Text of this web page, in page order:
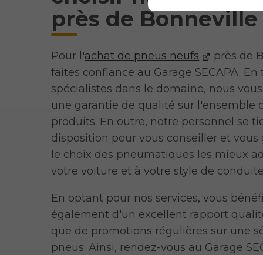
près de Bonneville
Pour l'achat de pneus neufs
près de
faites confiance au Garage SECAPA.
spécialistes dans le domaine, nous
une garantie de qualité sur l'ensemble
produits. En outre, notre personnel se
disposition pour vous conseiller et vous
le choix des pneumatiques les mieux
votre voiture et à votre style de
En optant pour nos services, vous
également d'un excellent rapport
que de promotions régulières sur une
pneus. Ainsi, rendez-vous au Garage